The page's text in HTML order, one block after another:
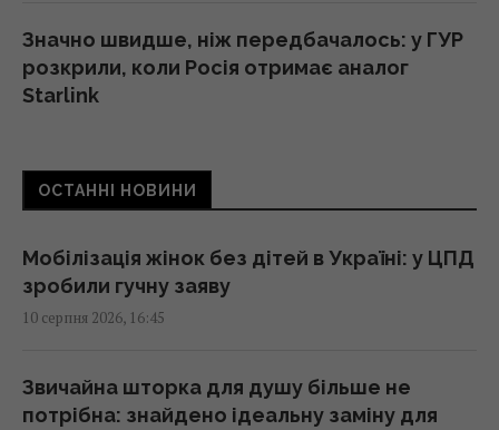
Значно швидше, ніж передбачалось: у ГУР
розкрили, коли Росія отримає аналог
Starlink
Суд дозволив Єрмаку їздити по різним
16:05 понеділок, 10 серпня 2026
У якому віці дитину можна залишати вдома
15:56 понеділок, 10 серпня 2026
ОСТАННІ НОВИНИ
Мобілізація жінок без дітей в Україні: у ЦПД
зробили гучну заяву
10 серпня 2026, 16:45
Звичайна шторка для душу більше не
потрібна: знайдено ідеальну заміну для